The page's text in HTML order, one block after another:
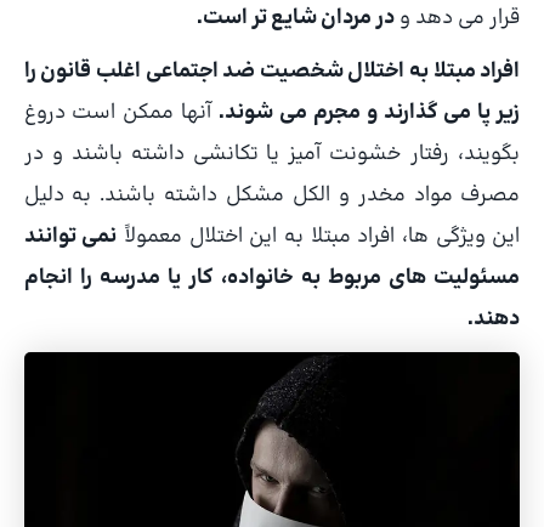
قرار می دهد ودر مردان شایع تر است.
افراد مبتلا به اختلال شخصیت ضد اجتماعی اغلب قانون را
زیر پا می گذارند و مجرم می شوند. آنها ممکن است دروغ
بگویند، رفتار خشونت آمیز یا تکانشی داشته باشند و در
مصرف مواد مخدر و الکل مشکل داشته باشند. به دلیل
این ویژگی ها، افراد مبتلا به این اختلال معمولاً نمی توانند
مسئولیت های مربوط به خانواده، کار یا مدرسه را انجام
دهند.